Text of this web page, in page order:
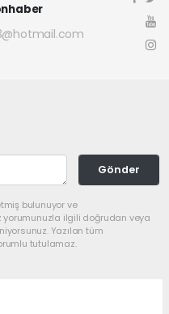
Gönder
bulunuyor ve
yorumunuzla ilgili doğrudan veya
Yazılan tüm
tutulamaz.